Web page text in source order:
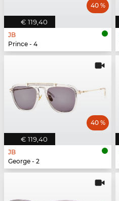
€ 119,40
40 %
JB
Prince - 4
€ 119,40
40 %
JB
George - 2